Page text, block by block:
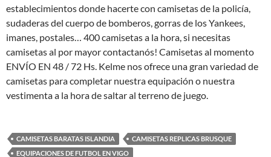
establecimientos donde hacerte con camisetas de la policía,
sudaderas del cuerpo de bomberos, gorras de los Yankees,
imanes, postales… 400 camisetas a la hora, si necesitas
camisetas al por mayor contactanós! Camisetas al momento
ENVÍO EN 48 / 72 Hs. Kelme nos ofrece una gran variedad de
camisetas para completar nuestra equipación o nuestra
vestimenta a la hora de saltar al terreno de juego.
CAMISETAS BARATAS ISLANDIA
CAMISETAS REPLICAS BRUSQUE
EQUIPACIONES DE FUTBOL EN VIGO